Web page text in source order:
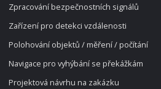
Zpracování bezpečnostních signálů
Zařízení pro detekci vzdálenosti
Polohování objektů / měření / počítání
Navigace pro vyhýbání se překážkám
Projektová návrhu na zakázku